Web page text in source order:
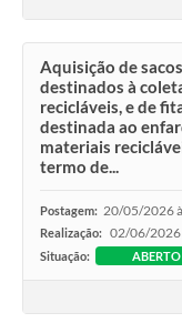
Aquisição de
destinados à
recicláveis, e de
destinada ao
materiais
termo de...
Postagem: 20/05/2026
Realização: 02/06/2026
Situação: ABERTO